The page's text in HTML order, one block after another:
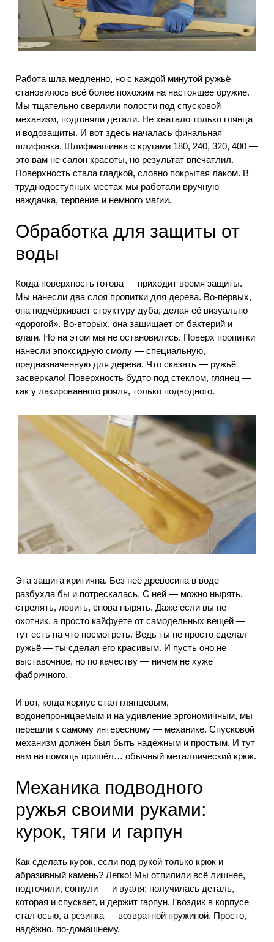
Работа шла медленно, но с каждой минутой ружьё
становилось всё более похожим на настоящее оружие.
Мы тщательно сверлили полости под спусковой
механизм, подгоняли детали. Не хватало только глянца
и водозащиты. И вот здесь началась финальная
шлифовка. Шлифмашинка с кругами 180, 240, 320, 400 —
это вам не салон красоты, но результат впечатлил.
Поверхность стала гладкой, словно покрытая лаком. В
труднодоступных местах мы работали вручную —
наждачка, терпение и немного магии.
Обработка для защиты от
воды
Когда поверхность готова — приходит время защиты.
Мы нанесли два слоя пропитки для дерева. Во-первых,
она подчёркивает структуру дуба, делая её визуально
«дорогой». Во-вторых, она защищает от бактерий и
влаги. Но на этом мы не остановились. Поверх пропитки
нанесли эпоксидную смолу — специальную,
предназначенную для дерева. Что сказать — ружьё
засверкало! Поверхность будто под стеклом, глянец —
как у лакированного рояля, только подводного.
Эта защита критична. Без неё древесина в воде
разбухла бы и потрескалась. С ней — можно нырять,
стрелять, ловить, снова нырять. Даже если вы не
охотник, а просто кайфуете от самодельных вещей —
тут есть на что посмотреть. Ведь ты не просто сделал
ружьё — ты сделал его красивым. И пусть оно не
выставочное, но по качеству — ничем не хуже
фабричного.
И вот, когда корпус стал глянцевым,
водонепроницаемым и на удивление эргономичным, мы
перешли к самому интересному — механике. Спусковой
механизм должен был быть надёжным и простым. И тут
нам на помощь пришёл… обычный металлический крюк.
Механика подводного
ружья своими руками:
курок, тяги и гарпун
Как сделать курок, если под рукой только крюк и
абразивный камень? Легко! Мы отпилили всё лишнее,
подточили, согнули — и вуаля: получилась деталь,
которая и спускает, и держит гарпун. Гвоздик в корпусе
стал осью, а резинка — возвратной пружиной. Просто,
надёжно, по-домашнему.